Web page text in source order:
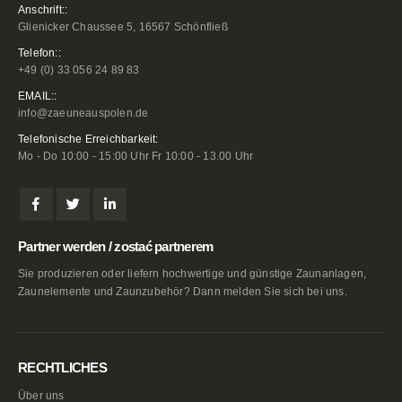
Anschrift::
Glienicker Chaussee 5, 16567 Schönfließ
Telefon::
+49 (0) 33 056 24 89 83
EMAIL::
info@zaeuneauspolen.de
Telefonische Erreichbarkeit:
Mo - Do 10:00 - 15:00 Uhr Fr 10:00 - 13.00 Uhr
Partner werden / zostać partnerem
Sie produzieren oder liefern hochwertige und günstige Zaunanlagen,
Zaunelemente und Zaunzubehör? Dann melden Sie sich bei uns.
RECHTLICHES
Über uns